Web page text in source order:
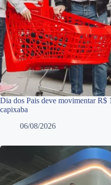
Dia dos Pais deve movimentar R$
capixaba
06/08/2026